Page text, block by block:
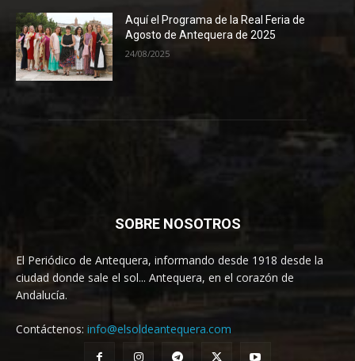
Aquí el Programa de la Real Feria de
Agosto de Antequera de 2025
24/08/2025
SOBRE NOSOTROS
El Periódico de Antequera, informando desde 1918 desde la
ciudad donde sale el sol... Antequera, en el corazón de
Andalucía.
Contáctenos: info@elsoldeantequera.com